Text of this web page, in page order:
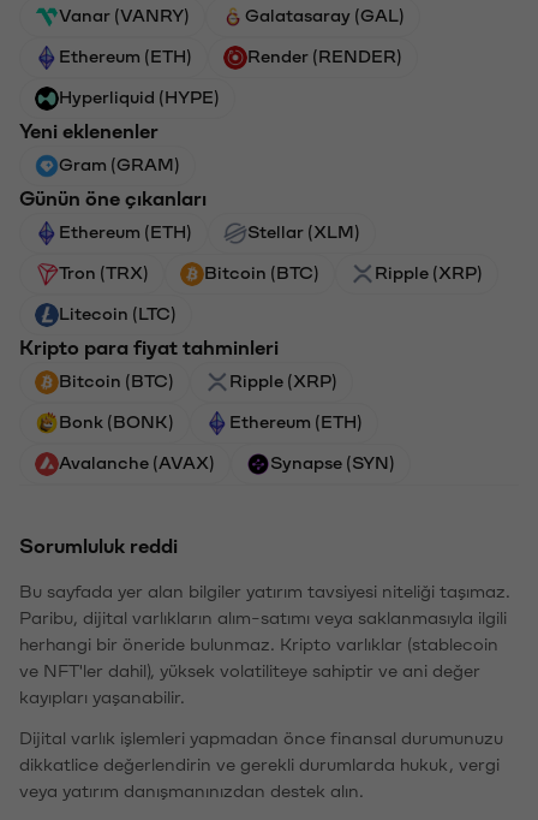
Vanar (VANRY) Galatasaray (GAL)
Ethereum (ETH) Render (RENDER)
Hyperliquid (HYPE)
Yeni eklenenler
Gram (GRAM)
Günün öne çıkanları
Ethereum (ETH) Stellar (XLM)
Tron (TRX) Bitcoin (BTC) Ripple (XRP)
Litecoin (LTC)
Kripto para fiyat tahminleri
Bitcoin (BTC) Ripple (XRP)
Bonk (BONK) Ethereum (ETH)
Avalanche (AVAX) Synapse (SYN)
Sorumluluk reddi
Bu sayfada yer alan bilgiler yatırım tavsiyesi niteliği taşımaz.
Paribu, dijital varlıkların alım-satımı veya saklanmasıyla ilgili
herhangi bir öneride bulunmaz. Kripto varlıklar (stablecoin
ve NFT'ler dahil), yüksek volatiliteye sahiptir ve ani değer
kayıpları yaşanabilir.
Dijital varlık işlemleri yapmadan önce finansal durumunuzu
dikkatlice değerlendirin ve gerekli durumlarda hukuk, vergi
veya yatırım danışmanınızdan destek alın.